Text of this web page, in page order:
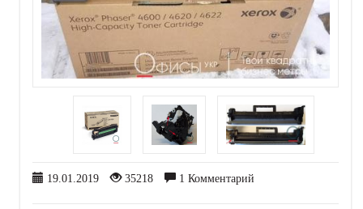
19.01.2019 35218 1 Комментарий